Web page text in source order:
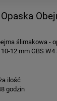
ślimakowa -
12 mm GBS
ilość
godzin